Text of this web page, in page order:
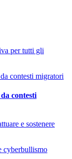
per tutti gli
contesti
e sostenere